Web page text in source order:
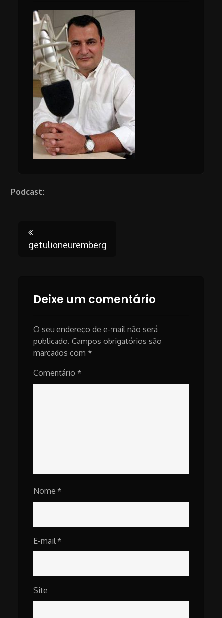
Podcast:
Post
getulioneuremberg
Deixe um comentário
O seu endereço de e-mail não será
publicado. Campos obrigatórios são
marcados com *
Comentário *
Nome *
E-mail *
Site